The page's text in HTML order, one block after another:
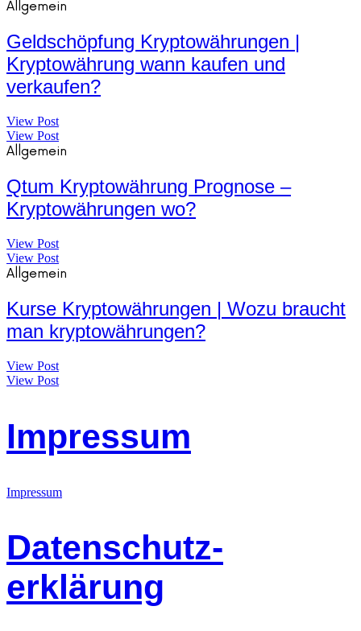
Allgemein
Geldschöpfung Kryptowährungen |
Kryptowährung wann kaufen und
verkaufen?
View Post
View Post
Allgemein
Qtum Kryptowährung Prognose –
Kryptowährungen wo?
View Post
View Post
Allgemein
Kurse Kryptowährungen | Wozu braucht
man kryptowährungen?
View Post
View Post
Impressum
Impressum
Datenschutz-
erklärung